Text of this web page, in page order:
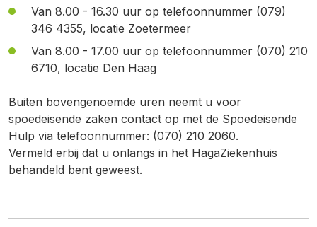
Van 8.00 - 16.30 uur op telefoonnummer (079)
346 4355, locatie Zoetermeer
Van 8.00 - 17.00 uur op telefoonnummer (070) 210
6710, locatie Den Haag
Buiten bovengenoemde uren neemt u voor
spoedeisende zaken contact op met de Spoedeisende
Hulp via telefoonnummer: (070) 210 2060.
Vermeld erbij dat u onlangs in het HagaZiekenhuis
behandeld bent geweest.